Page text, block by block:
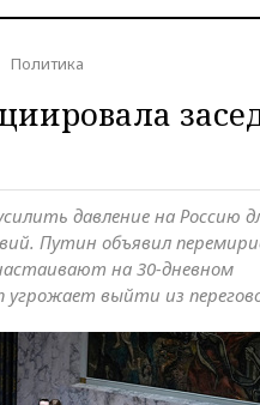
Политика
давление на Россию
Путин объявил
на 30-дневном
угрожает выйти из